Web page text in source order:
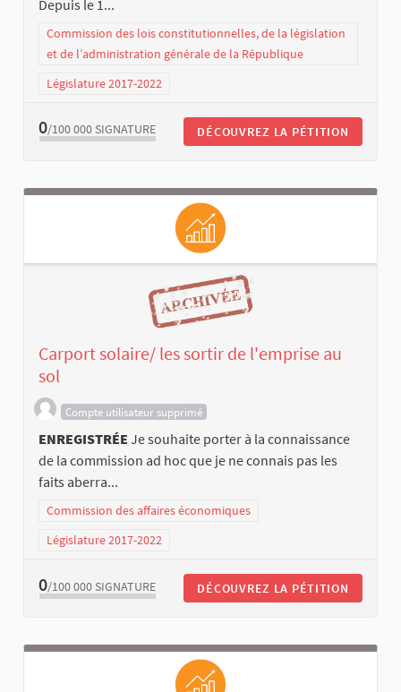
Depuis le 1...
Commission des lois constitutionnelles, de la législation
et de l’administration générale de la République
Législature 2017-2022
0/100 000 SIGNATURE DÉCOUVREZ LA PÉTITION
Carport solaire/ les sortir de l'emprise au
sol
Compte utilisateur supprimé
ENREGISTRÉE Je souhaite porter à la connaissance
de la commission ad hoc que je ne connais pas les
faits aberra...
Commission des affaires économiques
Législature 2017-2022
0/100 000 SIGNATURE DÉCOUVREZ LA PÉTITION